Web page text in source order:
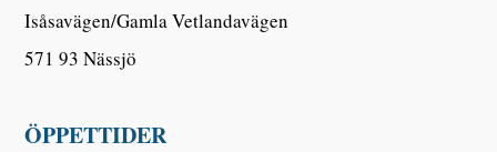
Isåsavägen/Gamla Vetlandavägen
571 93 Nässjö
ÖPPETTIDER